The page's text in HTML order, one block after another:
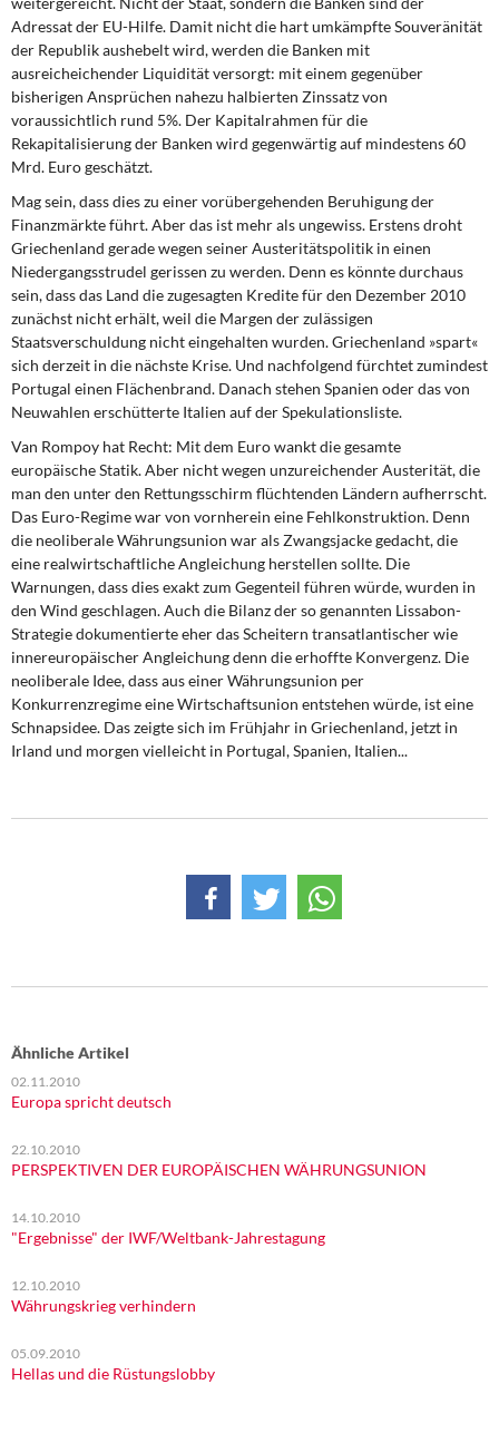
Adressat der EU-Hilfe. Damit nicht die hart umkämpfte Souveränität
der Republik aushebelt wird, werden die Banken mit
ausreicheichender Liquidität versorgt: mit einem gegenüber
bisherigen Ansprüchen nahezu halbierten Zinssatz von
voraussichtlich rund 5%. Der Kapitalrahmen für die
Rekapitalisierung der Banken wird gegenwärtig auf mindestens 60
Mrd. Euro geschätzt.
Mag sein, dass dies zu einer vorübergehenden Beruhigungder
Finanzmärkte führt. Aber das ist mehr als ungewiss. Erstens droht
Griechenland gerade wegen seiner Austeritätspolitik in einen
Niedergangsstrudel gerissen zu werden. Denn es könnte durchaus
sein, dass das Land die zugesagten Kredite für den Dezember 2010
zunächst nicht erhält, weil die Margen der zulässigen
Staatsverschuldung nicht eingehalten wurden. Griechenland »spart«
sich derzeit in die nächste Krise. Und nachfolgend fürchtet zumindest
Portugal einen Flächenbrand. Danach stehen Spanien oder das von
Neuwahlen erschütterte Italien auf der Spekulationsliste.
Van Rompoy hat Recht: Mit dem Euro wankt die gesamte
europäische Statik. Aber nicht wegen unzureichender Austerität, die
man den unter den Rettungsschirm flüchtenden Ländern aufherrscht.
Das Euro-Regime war von vornherein eine Fehlkonstruktion. Denn
die neoliberale Währungsunion war als Zwangsjacke gedacht, die
eine realwirtschaftliche Angleichung herstellen sollte. Die
Warnungen, dass dies exakt zum Gegenteil führen würde, wurden in
den Wind geschlagen. Auch die Bilanz der so genannten Lissabon-
Strategie dokumentierte eher das Scheitern transatlantischer wie
innereuropäischer Angleichung denn die erhoffte Konvergenz. Die
neoliberale Idee, dass aus einer Währungsunion per
Konkurrenzregime eine Wirtschaftsunion entstehen würde, ist eine
Schnapsidee. Das zeigte sich im Frühjahr in Griechenland, jetzt in
Irland und morgen vielleicht in Portugal, Spanien, Italien...
Ähnliche Artikel
02.11.2010
Europa spricht deutsch
22.10.2010
PERSPEKTIVEN DER EUROPÄISCHEN WÄHRUNGSUNION
14.10.2010
"Ergebnisse" der IWF/Weltbank-Jahrestagung
12.10.2010
Währungskrieg verhindern
05.09.2010
Hellas und die Rüstungslobby